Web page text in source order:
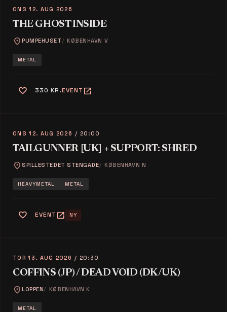
ONS 12. AUG 2026
THE GHOST INSIDE
location_on PUMPEHUSET KØBENHAVN V
METAL
favorite 330 KR.EVENT open_in_new
ONS 12. AUG 2026 / 20:00
TAILGUNNER [UK] + SUPPORT: SHRED
location_on SPILLESTEDET STENGADE KØBENHAVN N
HEAVYMETAL METAL
favorite EVENT open_in_new NY
TOR 13. AUG 2026 / 20:30
COFFINS (JP) / DEAD VOID (DK/UK)
location_on LOPPEN KØBENHAVN K
METAL